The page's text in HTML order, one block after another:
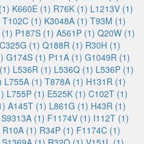
K660E (1) R76K (1) L1213V (1)
T102C (1) K3048A (1) T93M (1)
P187S (1) A561P (1) Q20W (1)
C325G (1) Q188R (1) R30H (1)
G174S (1) P11A (1) G1049R (1)
L536R (1) L536Q (1) L536P (1)
L755A (1) T878A (1) H131R (1)
L755P (1) E525K (1) C102T (1)
A145T (1) L861G (1) H43R (1)
S9313A (1) F1174V (1) I112T (1)
R10A (1) R34P (1) F1174C (1)